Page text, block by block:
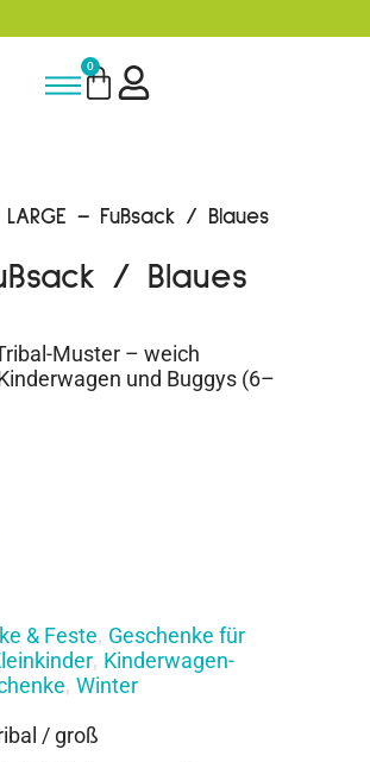
0
– Fußsack / Blaues
/ Blaues
Muster – weich
und Buggys (6–
& Feste, Geschenke für
, Kinderwagen-
, Winter
/ groß